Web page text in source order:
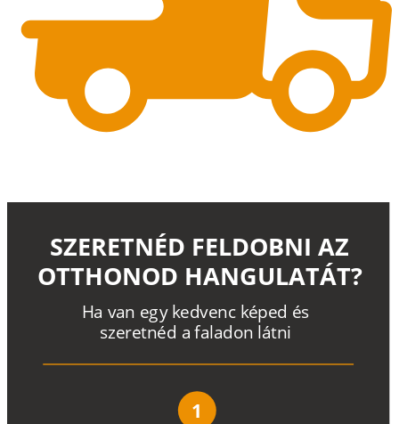
Ha van egy kedvenc képed és
szeretnéd a faladon látni
SZERETNÉD FELDOBNI AZ
OTTHONOD HANGULATÁT?
1